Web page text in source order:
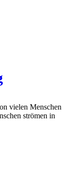
vielen Menschen
strömen in